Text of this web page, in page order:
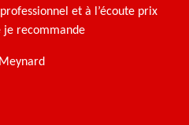
et à l’écoute prix
je recommande